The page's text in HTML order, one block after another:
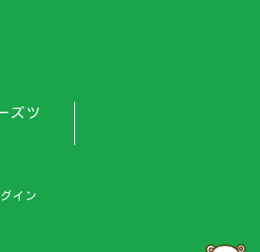
ズツ
イン